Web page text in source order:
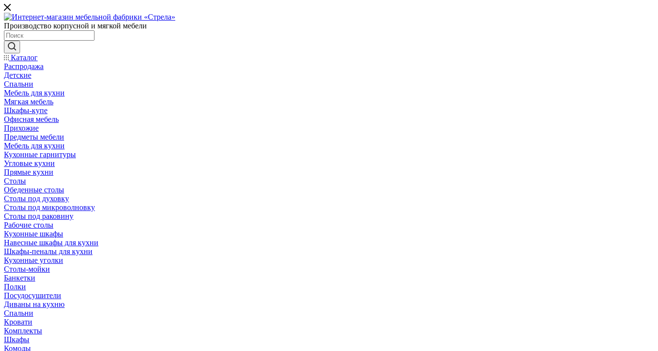
Производство корпусной и мягкой мебели
Каталог
Распродажа
Детские
Спальни
Мебель для кухни
Мягкая мебель
Шкафы-купе
Офисная мебель
Прихожие
Предметы мебели
Мебель для кухни
Кухонные гарнитуры
Угловые кухни
Прямые кухни
Столы
Обеденные столы
Столы под духовку
Столы под микроволновку
Столы под раковину
Рабочие столы
Кухонные шкафы
Навесные шкафы для кухни
Шкафы-пеналы для кухни
Кухонные уголки
Столы-мойки
Банкетки
Полки
Посудосушители
Диваны на кухню
Спальни
Кровати
Комплекты
Шкафы
Комоды